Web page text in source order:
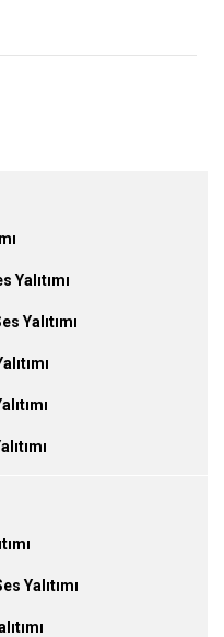
Yalıtımı
Yalıtımı
Yalıtımı